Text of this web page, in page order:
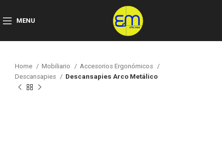
MENU
Home Mobiliario
Accesorios Ergonómicos
Descansapies
Descansapies Arco Metálico